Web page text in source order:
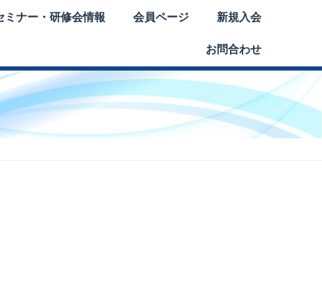
ミナー・研修会情報 会員ページ 新規入会
お問合わせ